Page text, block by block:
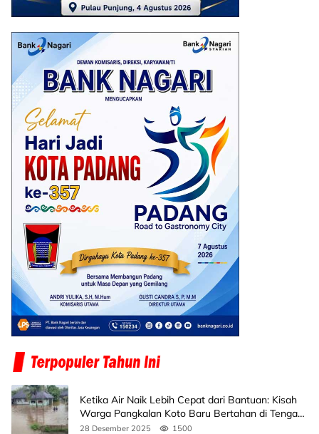
Ketika Air Naik Lebih Cepat dari Bantuan: Kisah
Warga Pangkalan Koto Baru Bertahan di Tengah
Banjir
28 Desember 2025 1500